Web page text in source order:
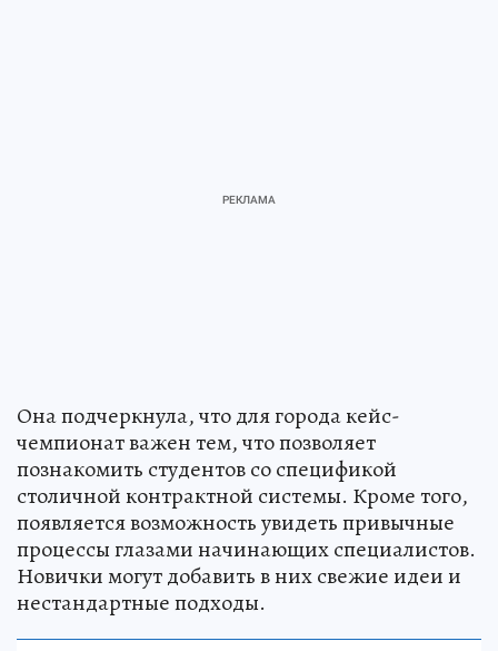
Она подчеркнула, что для города кейс-
чемпионат важен тем, что позволяет
познакомить студентов со спецификой
столичной контрактной системы. Кроме того,
появляется возможность увидеть привычные
процессы глазами начинающих специалистов.
Новички могут добавить в них свежие идеи и
нестандартные подходы.